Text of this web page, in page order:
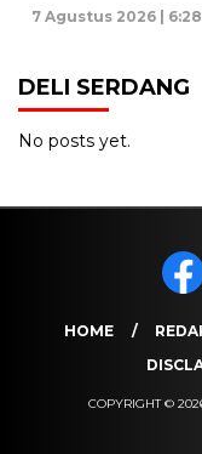
7 Agustus 2026 |
DELI SERDANG
No posts yet.
HOME
COPYRIGHT ©